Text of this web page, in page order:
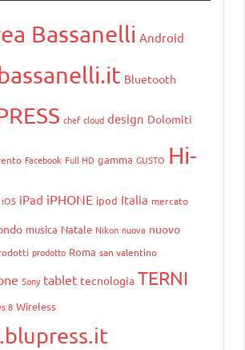
Bassanelli Android
Bluetooth
chef cloud design Dolomiti
Facebook Full HD gamma GUSTO Hi-
iOS iPad iPHONE ipod Italia mercato
musica Natale Nikon nuova nuovo
prodotto Roma san valentino
Sony tablet tecnologia TERNI
8 Wireless